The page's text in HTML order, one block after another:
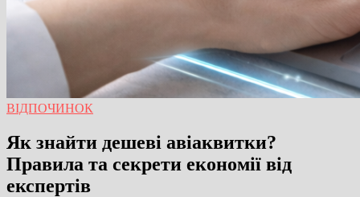
ВІДПОЧИНОК
Як знайти дешеві авіаквитки?
Правила та секрети економії від
експертів